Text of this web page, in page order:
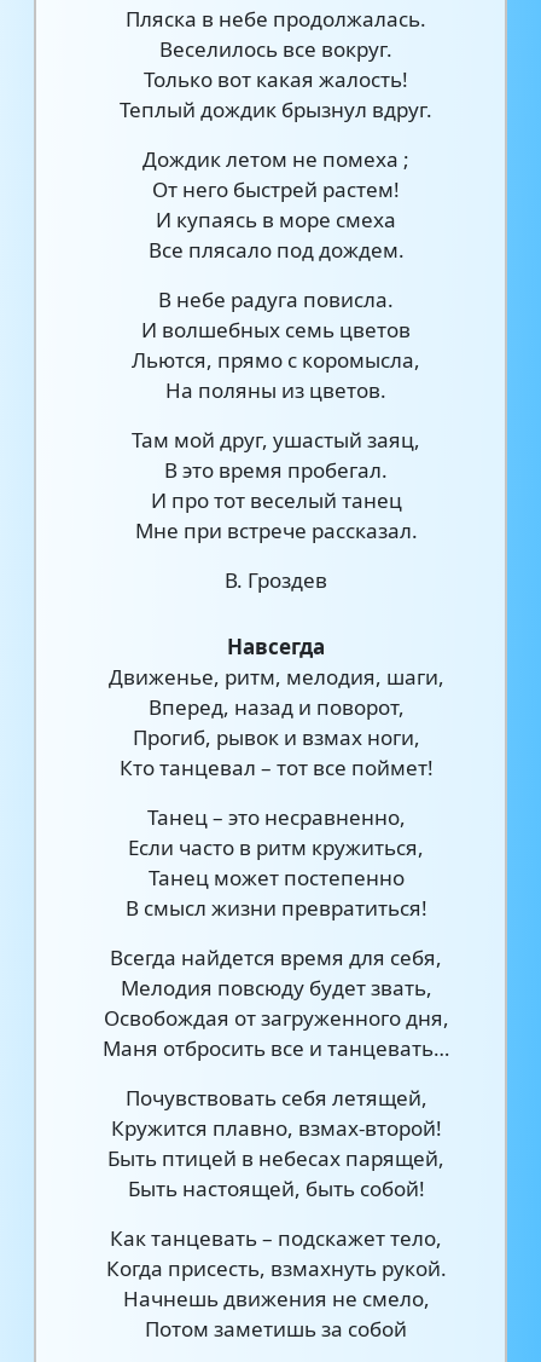
Пляска в небе продолжалась.
Веселилось все вокруг.
Только вот какая жалость!
Теплый дождик брызнул вдруг.
Дождик летом не помеха ;
От него быстрей растем!
И купаясь в море смеха
Все плясало под дождем.
В небе радуга повисла.
И волшебных семь цветов
Льются, прямо с коромысла,
На поляны из цветов.
Там мой друг, ушастый заяц,
В это время пробегал.
И про тот веселый танец
Мне при встрече рассказал.
В. Гроздев
Навсегда
Движенье, ритм, мелодия, шаги,
Вперед, назад и поворот,
Прогиб, рывок и взмах ноги,
Кто танцевал – тот все поймет!
Танец – это несравненно,
Если часто в ритм кружиться,
Танец может постепенно
В смысл жизни превратиться!
Всегда найдется время для себя,
Мелодия повсюду будет звать,
Освобождая от загруженного дня,
Маня отбросить все и танцевать…
Почувствовать себя летящей,
Кружится плавно, взмах-второй!
Быть птицей в небесах парящей,
Быть настоящей, быть собой!
Как танцевать – подскажет тело,
Когда присесть, взмахнуть рукой.
Начнешь движения не смело,
Потом заметишь за собой